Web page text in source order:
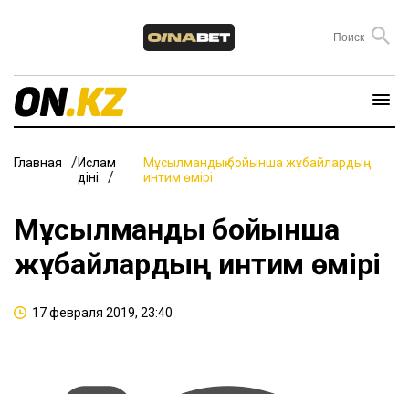
Главная
Ислам
діні
Мұсылмандық бойынша жұбайлардың
интим өмірі
Мұсылмандық бойынша
жұбайлардың интим өмірі
17 февраля 2019, 23:40